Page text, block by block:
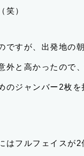
笑）
ですが、出発地の
外と高かったので
のジャンバー2枚を
はフルフェイスが2